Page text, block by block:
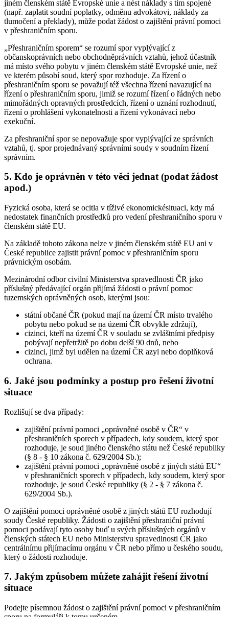
jiném členském státě Evropské unie a nést náklady s tím spojené
(např. zaplatit soudní poplatky, odměnu advokátovi, náklady za
tlumočení a překlady), může podat žádost o zajištění právní pomoci
v přeshraničním sporu.
„Přeshraničním sporem“ se rozumí spor vyplývající z
občanskoprávních nebo obchodněprávních vztahů, jehož účastník
má místo svého pobytu v jiném členském státě Evropské unie, než
ve kterém působí soud, který spor rozhoduje. Za řízení o
přeshraničním sporu se považují též všechna řízení navazující na
řízení o přeshraničním sporu, jimiž se rozumí řízení o řádných nebo
mimořádných opravných prostředcích, řízení o uznání rozhodnutí,
řízení o prohlášení vykonatelnosti a řízení vykonávací nebo
exekuční.
Za přeshraniční spor se nepovažuje spor vyplývající ze správních
vztahů, tj. spor projednávaný správními soudy v soudním řízení
správním.
5. Kdo je oprávněn v této věci jednat (podat žádost
apod.)
Fyzická osoba, která se ocitla v tíživé ekonomickésituaci, kdy má
nedostatek finančních prostředků pro vedení přeshraničního sporu v
členském státě EU.
Na základě tohoto zákona nelze v jiném členském státě EU ani v
České republice zajistit právní pomoc v přeshraničním sporu
právnickým osobám.
Mezinárodní odbor civilní Ministerstva spravedlnosti ČR jako
příslušný předávající orgán přijímá žádosti o právní pomoc
tuzemských oprávněných osob, kterými jsou:
státní občané ČR (pokud mají na území ČR místo trvalého
pobytu nebo pokud se na území ČR obvykle zdržují),
cizinci, kteří na území ČR v souladu se zvláštními předpisy
pobývají nepřetržitě po dobu delší 90 dnů, nebo
cizinci, jimž byl udělen na území ČR azyl nebo doplňková
ochrana.
6. Jaké jsou podmínky a postup pro řešení životní
situace
Rozlišují se dva případy:
zajištění právní pomoci „oprávněné osobě v ČR“ v
přeshraničních sporech v případech, kdy soudem, který spor
rozhoduje, je soud jiného členského státu než České republiky
(§ 8 - § 10 zákona č. 629/2004 Sb.);
zajištění právní pomoci „oprávněné osobě z jiných států EU“
v přeshraničních sporech v případech, kdy soudem, který spor
rozhoduje, je soud České republiky (§ 2 - § 7 zákona č.
629/2004 Sb.).
O zajištění pomoci oprávněné osobě z jiných států EU rozhodují
soudy České republiky. Žádosti o zajištění přeshraniční právní
pomoci podávají tyto osoby buď u svých příslušných orgánů v
členských státech EU nebo Ministerstvu spravedlnosti ČR jako
centrálnímu přijímacímu orgánu v ČR nebo přímo u českého soudu,
který o žádosti rozhoduje.
7. Jakým způsobem můžete zahájit řešení životní
situace
Podejte písemnou žádost o zajištění právní pomoci v přeshraničním